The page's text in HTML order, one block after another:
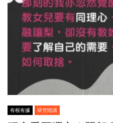
有根有據 研究咁講